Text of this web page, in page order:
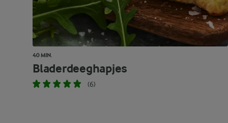
40 MIN.
Bladerdeeghapjes
(6)